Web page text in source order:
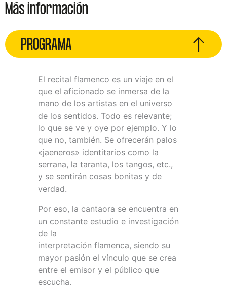
Más información
PROGRAMA
El recital flamenco es un viaje en el
que el aficionado se inmersa de la
mano de los artistas en el universo
de los sentidos. Todo es relevante;
lo que se ve y oye por ejemplo. Y lo
que no, también. Se ofrecerán palos
«jaeneros» identitarios como la
serrana, la taranta, los tangos, etc.,
y se sentirán cosas bonitas y de
verdad.
Por eso, la cantaora se encuentra en
un constante estudio e investigación
de la
interpretación flamenca, siendo su
mayor pasión el vínculo que se crea
entre el emisor y el público que
escucha.